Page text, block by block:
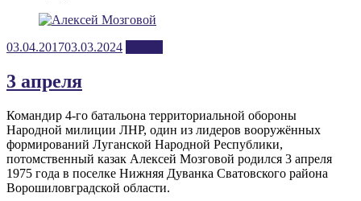
Posted
03.04.201703.03.2024
3 апреля
Командир 4-го батальона территориальной обороны
Народной милиции ЛНР, один из лидеров вооружённых
формирований Луганской Народной Республики,
потомственный казак Алексей Мозговой родился 3 апреля
1975 года в поселке Нижняя Дуванка Сватовского района
Ворошиловградской области.